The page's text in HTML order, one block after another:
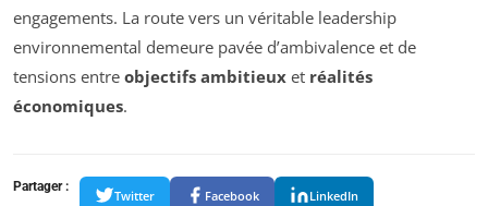
engagements. La route vers un véritable leadership
environnemental demeure pavée d’ambivalence et de
tensions entre objectifs ambitieux et réalités
économiques.
Partager :
Twitter Facebook LinkedIn